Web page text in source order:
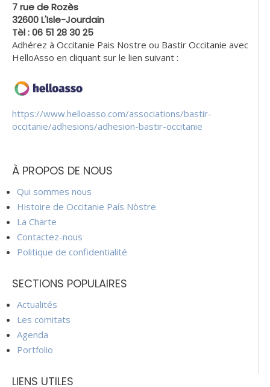
7 rue de Rozès
32600 L'Isle-Jourdain
Tèl : 06 51 28 30 25
Adhérez à Occitanie Pais Nostre ou Bastir Occitanie avec
HelloAsso en cliquant sur le lien suivant :
https://www.helloasso.com/associations/bastir-
occitanie/adhesions/adhesion-bastir-occitanie
À PROPOS DE NOUS
Qui sommes nous
Histoire de Occitanie País Nòstre
La Charte
Contactez-nous
Politique de confidentialité
SECTIONS POPULAIRES
Actualités
Les comitats
Agenda
Portfolio
LIENS UTILES